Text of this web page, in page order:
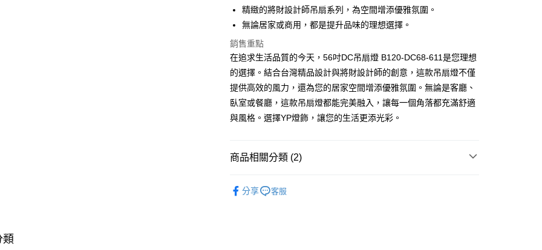
悠遊付
Google Pay
全盈+PAY
AFTEE先享後付
相關說明
【關於「AFTEE先享後付」】
AFTEE先享後付是「在收到商品之後才付款」的支付方式。 讓您購物簡單
便利好安心！
３．安心：先確認商品／服務後，再付款。
１．於結帳方式選擇「AFTEE先享後付」後，將跳轉至「AFTEE先享後
付」結帳頁面，進行簡訊認證並確認金額後，即可完成結帳。
ATM付款
每筆NT$180，滿NT$5,000(含以上)免運費
精緻的將財設計師吊扇系列，為空間增添優雅氛圍。
無論居家或商用，都是提升品味的理想選擇。
銷售重點
在追求生活品質的今天，56吋DC吊扇燈 B120-DC68-611是您理想
的選擇。結合台灣精品設計與將財設計師的創意，這款吊扇燈不僅
提供高效的風力，還為您的居家空間增添優雅氛圍。無論是客廳、
臥室或餐廳，這款吊扇燈都能完美融入，讓每一個角落都充滿舒適
與風格。選擇YP燈飾，讓您的生活更添光彩。
商品相關分類 (2)
分享 客服
類